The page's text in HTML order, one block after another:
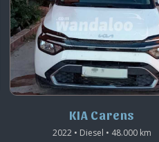
KIA Carens
2022 • Diesel • 48.000 km